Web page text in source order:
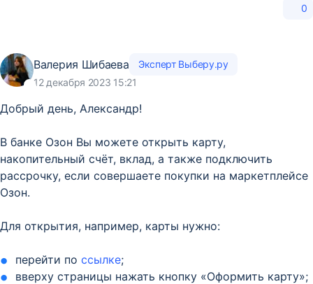
0
Валерия Шибаева
Эксперт Выберу.ру
12 декабря 2023 15:21
Добрый день, Александр!
В банке Озон Вы можете открыть карту,
накопительный счёт, вклад, а также подключить
рассрочку, если совершаете покупки на маркетплейсе
Озон.
Для открытия, например, карты нужно:
перейти поссылке;
вверху страницы нажать кнопку «Оформить карту»;